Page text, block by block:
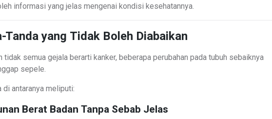
informasi yang jelas mengenai kondisi kesehatannya.
Tanda yang Tidak Boleh Diabaikan
tidak semua gejala berarti kanker, beberapa perubahan pada tubuh sebaiknya
sepele.
di antaranya meliputi:
Berat Badan Tanpa Sebab Jelas